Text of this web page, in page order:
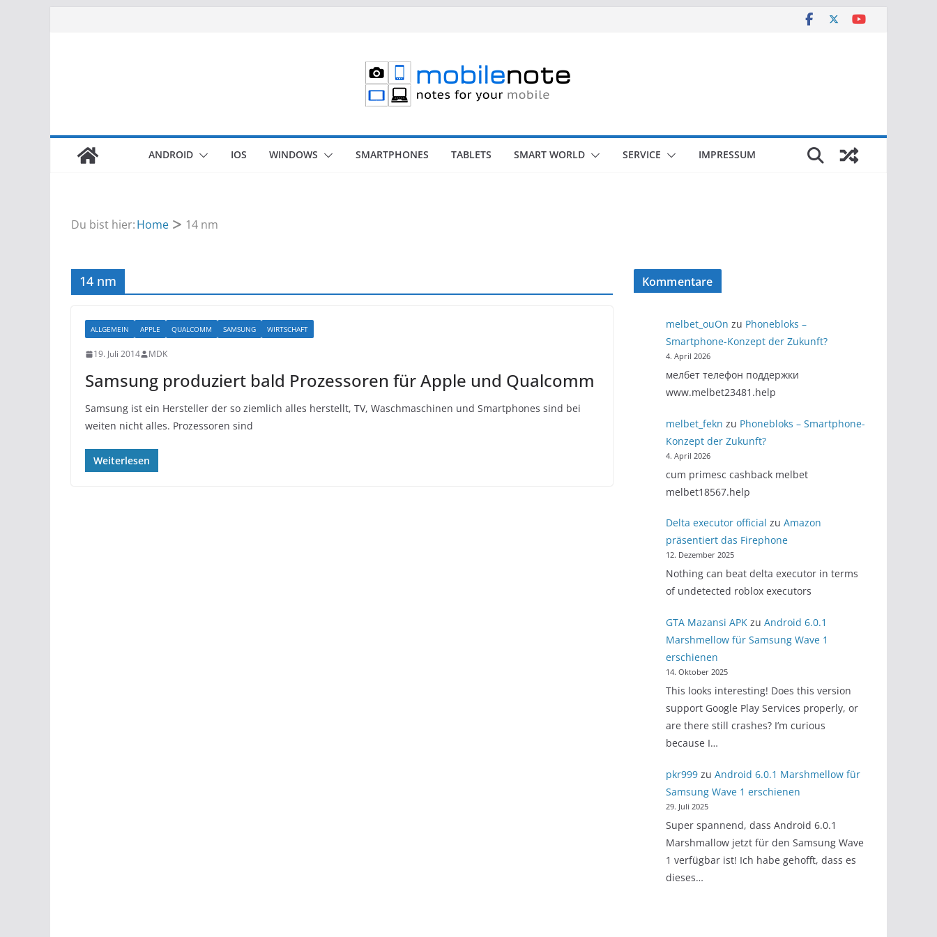
ANDROID IOS WINDOWS SMARTPHONES TABLETS SMART WORLD SERVICE IMPRESSUM
Du bist hier:Home 14 nm
14 nm
ALLGEMEIN APPLE QUALCOMM SAMSUNG WIRTSCHAFT
19. Juli 2014 MDK
Samsung produziert bald Prozessoren für Apple und Qualcomm
Samsung ist ein Hersteller der so ziemlich alles herstellt, TV, Waschmaschinen und Smartphones sind bei
weiten nicht alles. Prozessoren sind
Weiterlesen
Kommentare
melbet_ouOn zu Phonebloks –
Smartphone-Konzept der Zukunft?
4. April 2026
мелбет телефон поддержки
www.melbet23481.help
melbet_fekn zu Phonebloks – Smartphone-
Konzept der Zukunft?
4. April 2026
cum primesc cashback melbet
melbet18567.help
Delta executor official zu Amazon
präsentiert das Firephone
12. Dezember 2025
Nothing can beat delta executor in terms
of undetected roblox executors
GTA Mazansi APKzu Android 6.0.1
Marshmellow für Samsung Wave 1
erschienen
14. Oktober 2025
This looks interesting! Does this version
support Google Play Services properly, or
are there still crashes? I’m curious
because I…
pkr999zu Android 6.0.1 Marshmellow für
Samsung Wave 1 erschienen
29. Juli 2025
Super spannend, dass Android 6.0.1
Marshmallow jetzt für den Samsung Wave
1 verfügbar ist! Ich habe gehofft, dass es
dieses…